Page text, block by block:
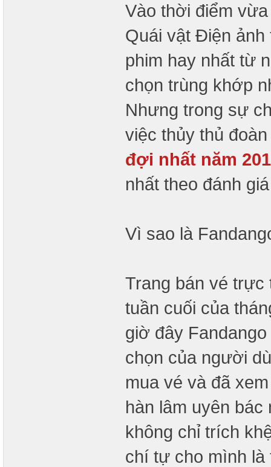
Vào thời điểm
Quái vật Điện
phim hay nhất từ
chọn trùng khớp
Nhưng trong sự
việc thủy thủ
đợi nhất năm
nhất theo đánh
Vì sao là
Trang bán vé trực
tuần cuối của
giờ đây
chọn của người
mua vé và đã
hàn lâm uyên
không chỉ trích
chí tự cho mình là